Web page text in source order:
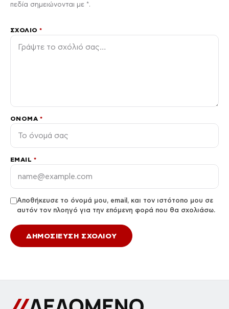
πεδία σημειώνονται με *.
ΣΧΌΛΙΟ*
ΌΝΟΜΑ *
EMAIL *
Αποθήκευσε το όνομά μου, email, και τον ιστότοπο μου σε
αυτόν τον πλοηγό για την επόμενη φορά που θα σχολιάσω.